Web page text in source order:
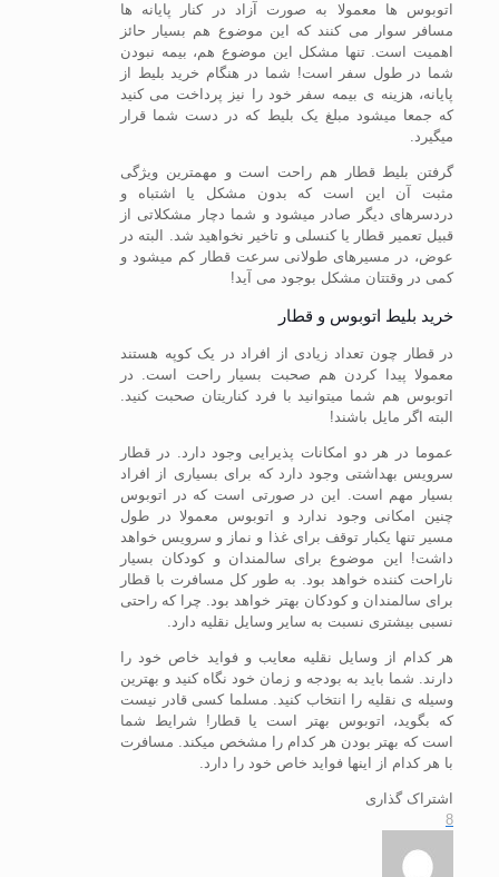
اتوبوس ها معمولا به صورت آزاد در کنار پایانه ها
مسافر سوار می کنند که این موضوع هم بسیار حائز
اهمیت است. تنها مشکل این موضوع هم، بیمه نبودن
شما در طول سفر است! شما در هنگام خرید بلیط از
پایانه، هزینه ی بیمه سفر خود را نیز پرداخت می کنید
که جمعا میشود مبلغ یک بلیط که در دست شما قرار
میگیرد.
گرفتن بلیط قطار هم راحت است و مهمترین ویژگی
مثبت آن این است که بدون مشکل یا اشتباه و
دردسرهای دیگر صادر میشود و شما دچار مشکلاتی از
قبیل تعمیر قطار یا کنسلی و تاخیر نخواهید شد. البته در
عوض، در مسیرهای طولانی سرعت قطار کم میشود و
کمی در وقتتان مشکل بوجود می آید!
خرید بلیط اتوبوس و قطار
در قطار چون تعداد زیادی از افراد در یک کوپه هستند
معمولا پیدا کردن هم صحبت بسیار راحت است. در
اتوبوس هم شما میتوانید با فرد کناریتان صحبت کنید.
البته اگر مایل باشند!
عموما در هر دو امکانات پذیرایی وجود دارد. در قطار
سرویس بهداشتی وجود دارد که برای بسیاری از افراد
بسیار مهم است. این در صورتی است که در اتوبوس
چنین امکانی وجود ندارد و اتوبوس معمولا در طول
مسیر تنها یکبار توقف برای غذا و نماز و سرویس خواهد
داشت! این موضوع برای سالمندان و کودکان بسیار
ناراحت کننده خواهد بود. به طور کل مسافرت با قطار
برای سالمندان و کودکان بهتر خواهد بود. چرا که راحتی
نسبی بیشتری نسبت به سایر وسایل نقلیه دارد.
هر کدام از وسایل نقلیه معایب و فواید خاص خود را
دارند. شما باید به بودجه و زمان خود نگاه کنید و بهترین
وسیله ی نقلیه را انتخاب کنید. مسلما کسی قادر نیست
که بگوید، اتوبوس بهتر است یا قطار! شرایط شما
است که بهتر بودن هر کدام را مشخص میکند. مسافرت
با هر کدام از اینها فواید خاص خود را دارد.
اشتراک گذاری
8